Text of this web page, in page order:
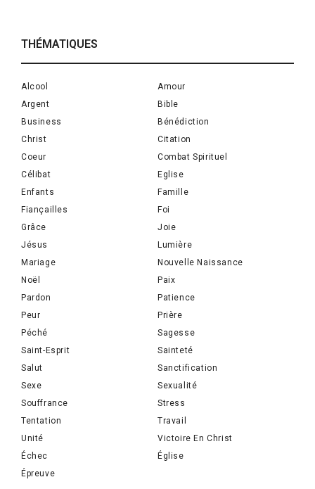
THÉMATIQUES
Alcool
Amour
Argent
Bible
Business
Bénédiction
Christ
Citation
Coeur
Combat Spirituel
Célibat
Eglise
Enfants
Famille
Fiançailles
Foi
Grâce
Joie
Jésus
Lumière
Mariage
Nouvelle Naissance
Noël
Paix
Pardon
Patience
Peur
Prière
Péché
Sagesse
Saint-Esprit
Sainteté
Salut
Sanctification
Sexe
Sexualité
Souffrance
Stress
Tentation
Travail
Unité
Victoire En Christ
Échec
Église
Épreuve